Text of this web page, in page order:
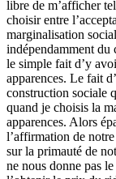
libre de m’afficher
choisir entre
marginalisation
indépendamment du
le simple fait d’y
apparences. Le fait
construction sociale
quand je choisis la
apparences. Alors é
l’affirmation de
sur la primauté de
ne nous donne pas